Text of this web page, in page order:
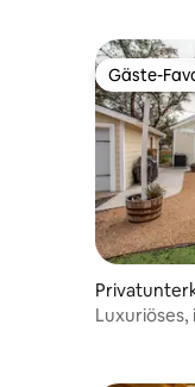
Gäste-
Gäste-
Luxuriöses,